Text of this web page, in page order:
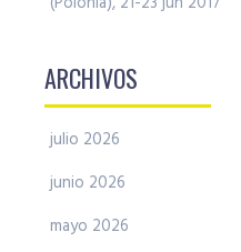
ARCHIVOS
julio 2026
junio 2026
mayo 2026